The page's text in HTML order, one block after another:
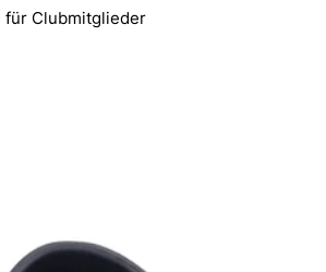
für Clubmitglieder